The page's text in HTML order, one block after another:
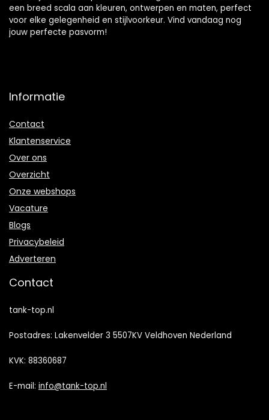
een breed scala aan kleuren, ontwerpen en maten, perfect
voor elke gelegenheid en stijlvoorkeur. Vind vandaag nog
jouw perfecte pasvorm!
Informatie
Contact
Klantenservice
Over ons
Overzicht
Onze webshops
Vacature
Blogs
Privacybeleid
Adverteren
Contact
tank-top.nl
Postadres: Lakenvelder 3 5507KV Veldhoven Nederland
KVK: 88360687
E-mail: info@tank-top.nl